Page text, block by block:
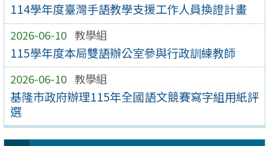
114學年度臺灣手語教學支援工作人員換證計畫
2026-06-10 教學組
115學年度本局雙語辦公室參與行政訓練教師
2026-06-10 教學組
基隆市政府辦理115年全國語文競賽寫字組用紙評
選